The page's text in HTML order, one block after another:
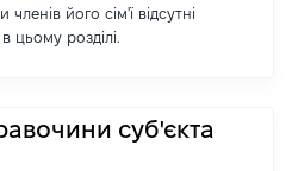
його сім'ї відсутні
цьому розділі.
суб'єкта